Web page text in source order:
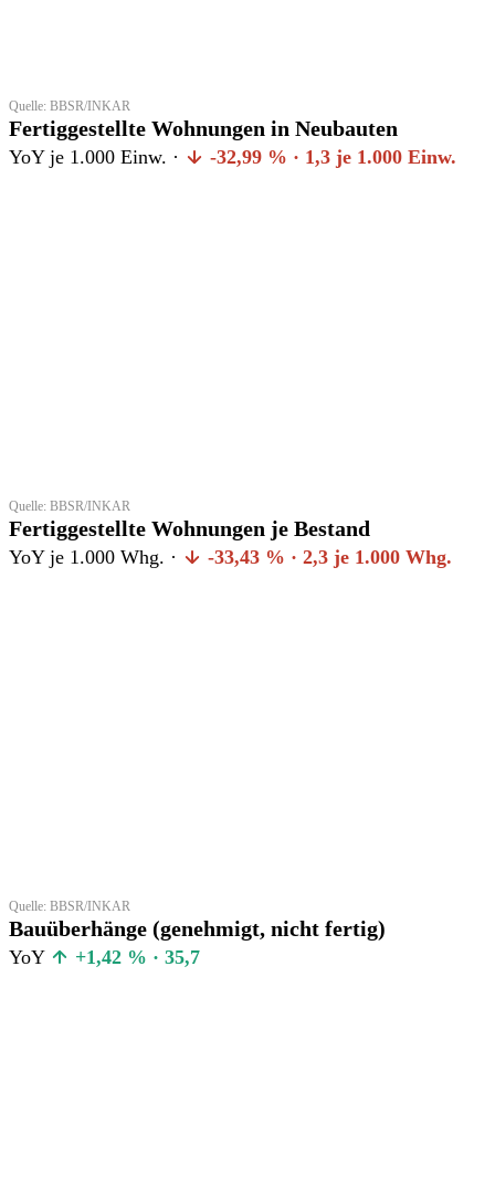
Quelle: BBSR/INKAR
Fertiggestellte Wohnungen in Neubauten
YoY je 1.000 Einw. · -32,99 % · 1,3 je 1.000 Einw.
Quelle: BBSR/INKAR
Fertiggestellte Wohnungen je Bestand
YoY je 1.000 Whg. · -33,43 % · 2,3 je 1.000 Whg.
Quelle: BBSR/INKAR
Bauüberhänge (genehmigt, nicht fertig)
YoY +1,42 % · 35,7